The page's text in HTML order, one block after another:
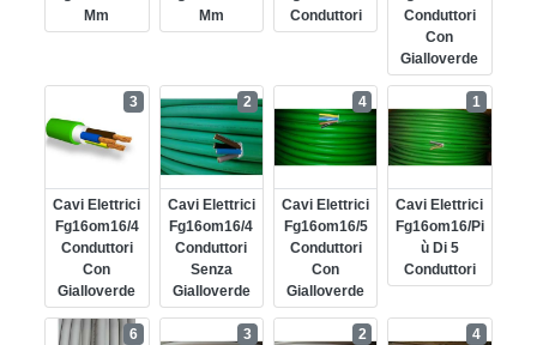
Mm
Mm
Conduttori
Conduttori
Con
Gialloverde
Cavi Elettrici
Fg16om16/4
Conduttori
Con
Gialloverde
3
Cavi Elettrici
Fg16om16/4
Conduttori
Senza
Gialloverde
2
Cavi Elettrici
Fg16om16/5
Conduttori
Con
Gialloverde
4
Cavi Elettrici
Fg16om16/pi
Ù Di 5
Conduttori
1
6 3 2 4